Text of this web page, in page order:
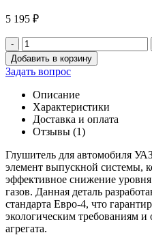
5 195 ₽
-
Количество
товара
Глушитель
Хантер
дв.ЗМЗ-51432
Евро-4
Добавить в корзину
Задать вопрос
Описание
Характеристики
Доставка и оплата
Отзывы (1)
Глушитель для автомобиля
элемент выпускной системы,
эффективное снижение
газов. Данная деталь
стандарта Евро-4, что
экологическим требованиям
агрегата.